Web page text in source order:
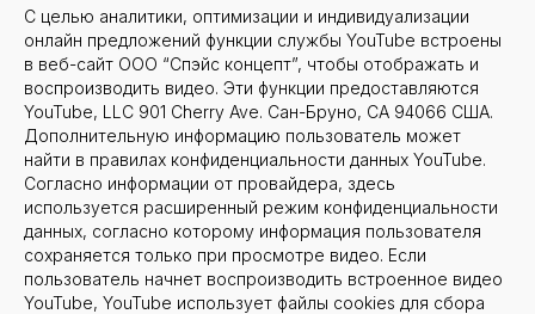
С целью аналитики, оптимизации и индивидуализации
онлайн предложений функции службы YouTube встроены
в веб-сайт ООО “Спэйс концепт”, чтобы отображать и
воспроизводить видео. Эти функции предоставляются
YouTube, LLC 901 Cherry Ave. Сан-Бруно, CA 94066 США.
Дополнительную информацию пользователь может
найти в правилах конфиденциальности данных YouTube.
Согласно информации от провайдера, здесь
используется расширенный режим конфиденциальности
данных, согласно которому информация пользователя
сохраняется только при просмотре видео. Если
пользователь начнет воспроизводить встроенное видео
YouTube, YouTube использует файлы cookies для сбора